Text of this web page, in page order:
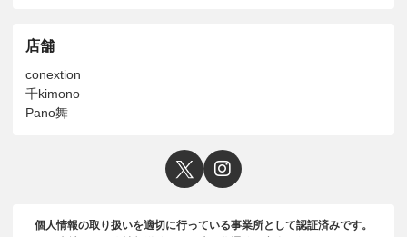
店舗
conextion
千kimono
Pano舞
個人情報の取り扱いを適切に行っている事業所として認証済みです。